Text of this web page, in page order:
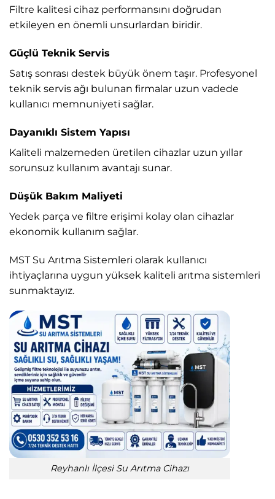
Filtre kalitesi cihaz performansını doğrudan
etkileyen en önemli unsurlardan biridir.
Güçlü Teknik Servis
Satış sonrası destek büyük önem taşır. Profesyonel
teknik servis ağı bulunan firmalar uzun vadede
kullanıcı memnuniyeti sağlar.
Dayanıklı Sistem Yapısı
Kaliteli malzemeden üretilen cihazlar uzun yıllar
sorunsuz kullanım avantajı sunar.
Düşük Bakım Maliyeti
Yedek parça ve filtre erişimi kolay olan cihazlar
ekonomik kullanım sağlar.
MST Su Arıtma Sistemleri olarak kullanıcı
ihtiyaçlarına uygun yüksek kaliteli arıtma sistemleri
sunmaktayız.
Reyhanlı İlçesi Su Arıtma Cihazı